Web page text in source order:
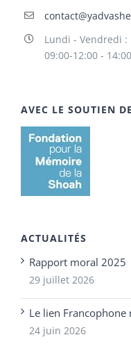
Lundi - Vendredi :
09:00-12:00 -
AVEC LE SOUTIEN DE
ACTUALITÉS
Rapport moral 2025
29 juillet 2026
Le lien
24 juin 2026